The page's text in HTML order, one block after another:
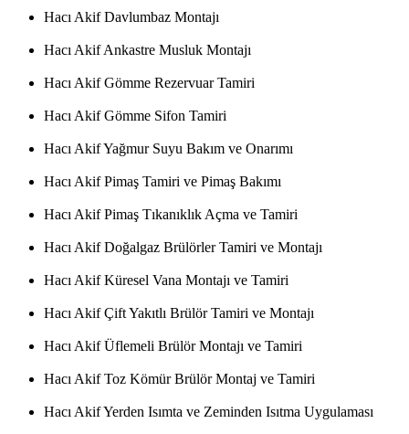
Hacı Akif Davlumbaz Montajı
Hacı Akif Ankastre Musluk Montajı
Hacı Akif Gömme Rezervuar Tamiri
Hacı Akif Gömme Sifon Tamiri
Hacı Akif Yağmur Suyu Bakım ve Onarımı
Hacı Akif Pimaş Tamiri ve Pimaş Bakımı
Hacı Akif Pimaş Tıkanıklık Açma ve Tamiri
Hacı Akif Doğalgaz Brülörler Tamiri ve Montajı
Hacı Akif Küresel Vana Montajı ve Tamiri
Hacı Akif Çift Yakıtlı Brülör Tamiri ve Montajı
Hacı Akif Üflemeli Brülör Montajı ve Tamiri
Hacı Akif Toz Kömür Brülör Montaj ve Tamiri
Hacı Akif Yerden Isımta ve Zeminden Isıtma Uygulaması